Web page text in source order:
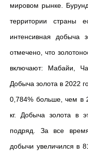
мировом рынке.
территории страны
интенсивная добыча
отмечено, что
включают: Мабайи,
Добыча золота в 2022
0,784% больше, чем в
кг. Добыча золота в
подряд. За все
добычи увеличился в